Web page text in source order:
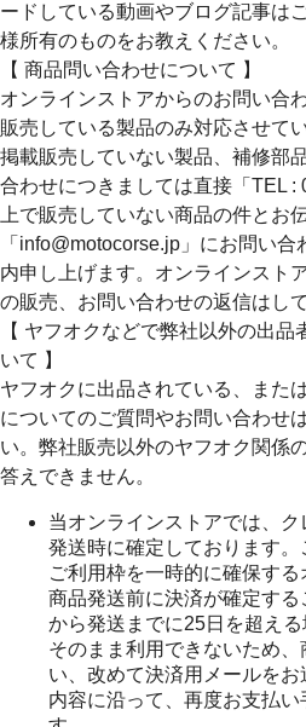
ードしている動画やブログ記事は
様所有のものをお教えください。
【 商品問い合わせについて 】
オンラインストアからのお問い合
販売している製品のみ対応させて
掲載販売していない製品、補修部
合わせにつきましては直接「TEL :
上で販売していない商品の件とお
「info@motocorse.jp」にお問い
内申し上げます。オンラインスト
の販売、お問い合わせの返信はし
【 ヤフオクなどで弊社以外の出
いて 】
ヤフオクに出品されている、また
についてのご質問やお問い合わせ
い。弊社販売以外のヤフオク関係
答えできません。
当オンラインストアでは、
発送時に確定しております
ご利用枠を一時的に確保する
商品発送前に決済が確定す
から発送までに25日を超え
そのまま利用できないため
い、改めて決済用メールを
内容に沿って、再度お支払